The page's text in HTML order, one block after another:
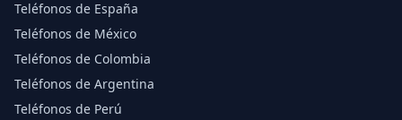
Teléfonos de España
Teléfonos de México
Teléfonos de Colombia
Teléfonos de Argentina
Teléfonos de Perú